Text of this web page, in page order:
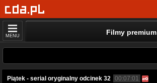
MENU Filmy premium
Piątek - serial oryginalny odcinek 32 00:07:01